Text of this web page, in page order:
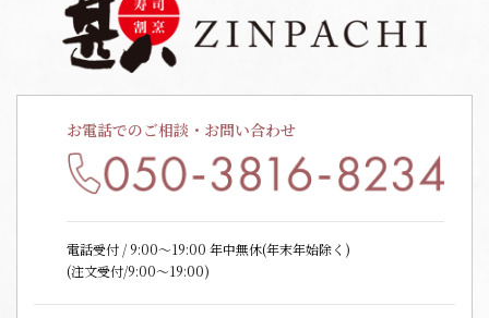
お電話でのご相談・お問い合わせ
電話受付 / 9:00〜19:00 年中無休(年末年始除く)
(注文受付/9:00～19:00)